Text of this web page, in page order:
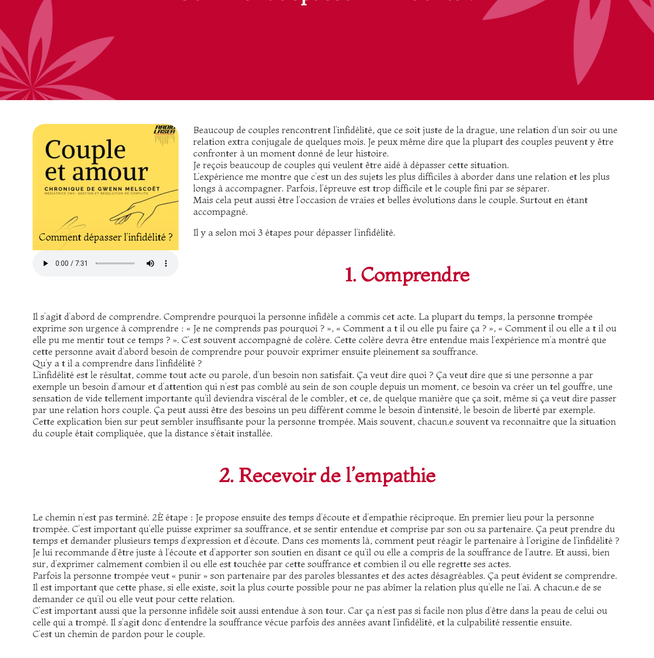
Comment dépasser l’infidélité ?
Beaucoup de couples rencontrent l’infidélité, que ce soit juste de la drague, une relation d’un soir ou une
relation extra conjugale de quelques mois. Je peux même dire que la plupart des couples peuvent y être
confronter à un moment donné de leur histoire.
Je reçois beaucoup de couples qui veulent être aidé à dépasser cette situation.
L’expérience me montre que c’est un des sujets les plus difficiles à aborder dans une relation et les plus
longs à accompagner. Parfois, l’épreuve est trop difficile et le couple fini par se séparer.
Mais cela peut aussi être l’occasion de vraies et belles évolutions dans le couple. Surtout en étant
accompagné.
Il y a selon moi 3 étapes pour dépasser l’infidélité.
1. Comprendre
Il s’agit d’abord de comprendre. Comprendre pourquoi la personne infidèle a commis cet acte. La plupart du temps, la personne trompée
exprime son urgence à comprendre : « Je ne comprends pas pourquoi ? », « Comment a t il ou elle pu faire ça ? », « Comment il ou elle a t il ou
elle pu me mentir tout ce temps ? ». C’est souvent accompagné de colère. Cette colère devra être entendue mais l’expérience m’a montré que
cette personne avait d’abord besoin de comprendre pour pouvoir exprimer ensuite pleinement sa souffrance.
Qu’y a t il a comprendre dans l’infidélité ?
L’infidélité est le résultat, comme tout acte ou parole, d’un besoin non satisfait. Ça veut dire quoi ? Ça veut dire que si une personne a par
exemple un besoin d’amour et d’attention qui n’est pas comblé au sein de son couple depuis un moment, ce besoin va créer un tel gouffre, une
sensation de vide tellement importante qu’il deviendra viscéral de le combler, et ce, de quelque manière que ça soit, même si ça veut dire passer
par une relation hors couple. Ça peut aussi être des besoins un peu différent comme le besoin d’intensité, le besoin de liberté par exemple.
Cette explication bien sur peut sembler insuffisante pour la personne trompée. Mais souvent, chacun.e souvent va reconnaitre que la situation
du couple était compliquée, que la distance s’était installée.
2. Recevoir de l’empathie
Le chemin n’est pas terminé. 2È étape : Je propose ensuite des temps d’écoute et d’empathie réciproque. En premier lieu pour la personne
trompée. C’est important qu’elle puisse exprimer sa souffrance, et se sentir entendue et comprise par son ou sa partenaire. Ça peut prendre du
temps et demander plusieurs temps d’expression et d’écoute. Dans ces moments là, comment peut réagir le partenaire à l’origine de l’infidélité ?
Je lui recommande d’être juste à l’écoute et d’apporter son soutien en disant ce qu’il ou elle a compris de la souffrance de l’autre. Et aussi, bien
sur, d’exprimer calmement combien il ou elle est touchée par cette souffrance et combien il ou elle regrette ses actes.
Parfois la personne trompée veut « punir » son partenaire par des paroles blessantes et des actes désagréables. Ça peut évident se comprendre.
Il est important que cette phase, si elle existe, soit la plus courte possible pour ne pas abîmer la relation plus qu’elle ne l’ai. A chacun.e de se
demander ce qu’il ou elle veut pour cette relation.
C’est important aussi que la personne infidèle soit aussi entendue à son tour. Car ça n’est pas si facile non plus d’être dans la peau de celui ou
celle qui a trompé. Il s’agit donc d’entendre la souffrance vécue parfois des années avant l’infidélité, et la culpabilité ressentie ensuite.
C’est un chemin de pardon pour le couple.